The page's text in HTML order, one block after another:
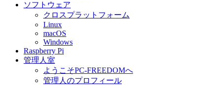
ソフトウェア
クロスプラットフォーム
Linux
macOS
Windows
Raspberry Pi
管理人室
ようこそPC-FREEDOMへ
管理人のプロフィール